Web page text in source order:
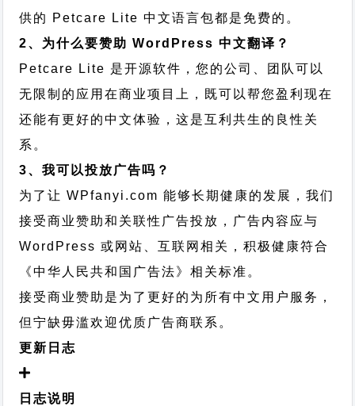
供的 Petcare Lite 中文语言包都是免费的。
2、为什么要赞助 WordPress 中文翻译？
Petcare Lite 是开源软件，您的公司、团队可以
无限制的应用在商业项目上，既可以帮您盈利现在
还能有更好的中文体验，这是互利共生的良性关
系。
3、我可以投放广告吗？
为了让 WPfanyi.com 能够长期健康的发展，我们
接受商业赞助和关联性广告投放，广告内容应与
WordPress 或网站、互联网相关，积极健康符合
《中华人民共和国广告法》相关标准。
接受商业赞助是为了更好的为所有中文用户服务，
但宁缺毋滥欢迎优质广告商联系。
更新日志
日志说明